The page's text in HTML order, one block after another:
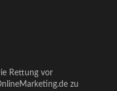
Rettung vor
zu